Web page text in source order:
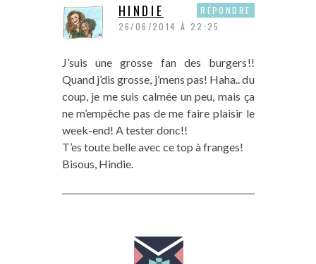
HINDIE
26/06/2014 À 22:25
J’suis une grosse fan des burgers!!
Quand j’dis grosse, j’mens pas! Haha.. du
coup, je me suis calmée un peu, mais ça
ne m’empêche pas de me faire plaisir le
week-end! A tester donc!!
T’es toute belle avec ce top à franges!
Bisous, Hindie.
RÉPONDRE